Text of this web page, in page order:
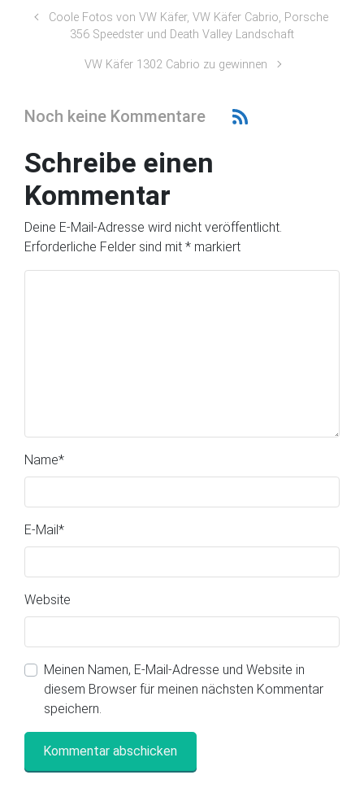
Coole Fotos von VW Käfer, VW Käfer Cabrio, Porsche
356 Speedster und Death Valley Landschaft
VW Käfer 1302 Cabrio zu gewinnen
Noch keine Kommentare
Schreibe einen
Kommentar
Deine E-Mail-Adresse wird nicht veröffentlicht.
Erforderliche Felder sind mit * markiert
Name*
E-Mail*
Website
Meinen Namen, E-Mail-Adresse und Website in
diesem Browser für meinen nächsten Kommentar
speichern.